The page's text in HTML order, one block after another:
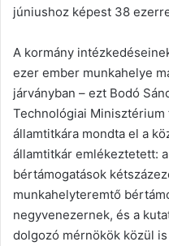
júniushoz képest 38
A kormány
ezer ember munkahelye
járványban – ezt Bodó
Technológiai
államtitkára mondta el a
államtitkár emlékeztetett:
bértámogatások
munkahelyteremtő
negyvenezernek, és a
dolgozó mérnökök közül